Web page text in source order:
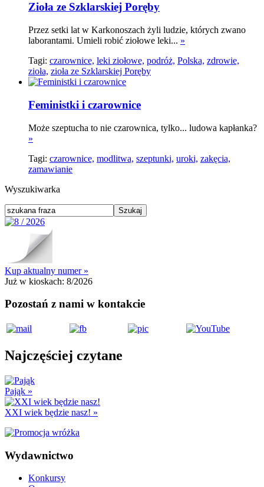
Zioła ze Szklarskiej Poręby
Przez setki lat w Karkonoszach żyli ludzie, których zwano
laborantami. Umieli robić ziołowe leki... »
Tagi: czarownice, leki ziołowe, podróż, Polska, zdrowie,
zioła, zioła ze Szklarskiej Poręby
Feministki i czarownice
Może szeptucha to nie czarownica, tylko... ludowa kapłanka?
»
Tagi: czarownice, modlitwa, szeptunki, uroki, zakęcia,
zamawianie
Wyszukiwarka
Kup aktualny numer »
Już w kioskach: 8/2026
Pozostań z nami w kontakcie
Najczęściej czytane
Pająk »
XXI wiek będzie nasz! »
Wydawnictwo
Konkursy